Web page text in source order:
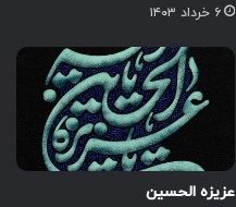
۶ خرداد ۱۴۰۳
عزیزه الحسین